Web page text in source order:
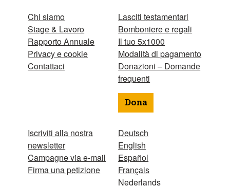
Chi siamo
Stage & Lavoro
Rapporto Annuale
Privacy e cookie
Contattaci
Iscriviti alla nostra
newsletter
Campagne via e-mail
Firma una petizione
Lasciti testamentari
Bomboniere e regali
Il tuo 5x1000
Modalità di pagamento
Donazioni – Domande
frequenti
Dona
Deutsch
English
Español
Français
Nederlands